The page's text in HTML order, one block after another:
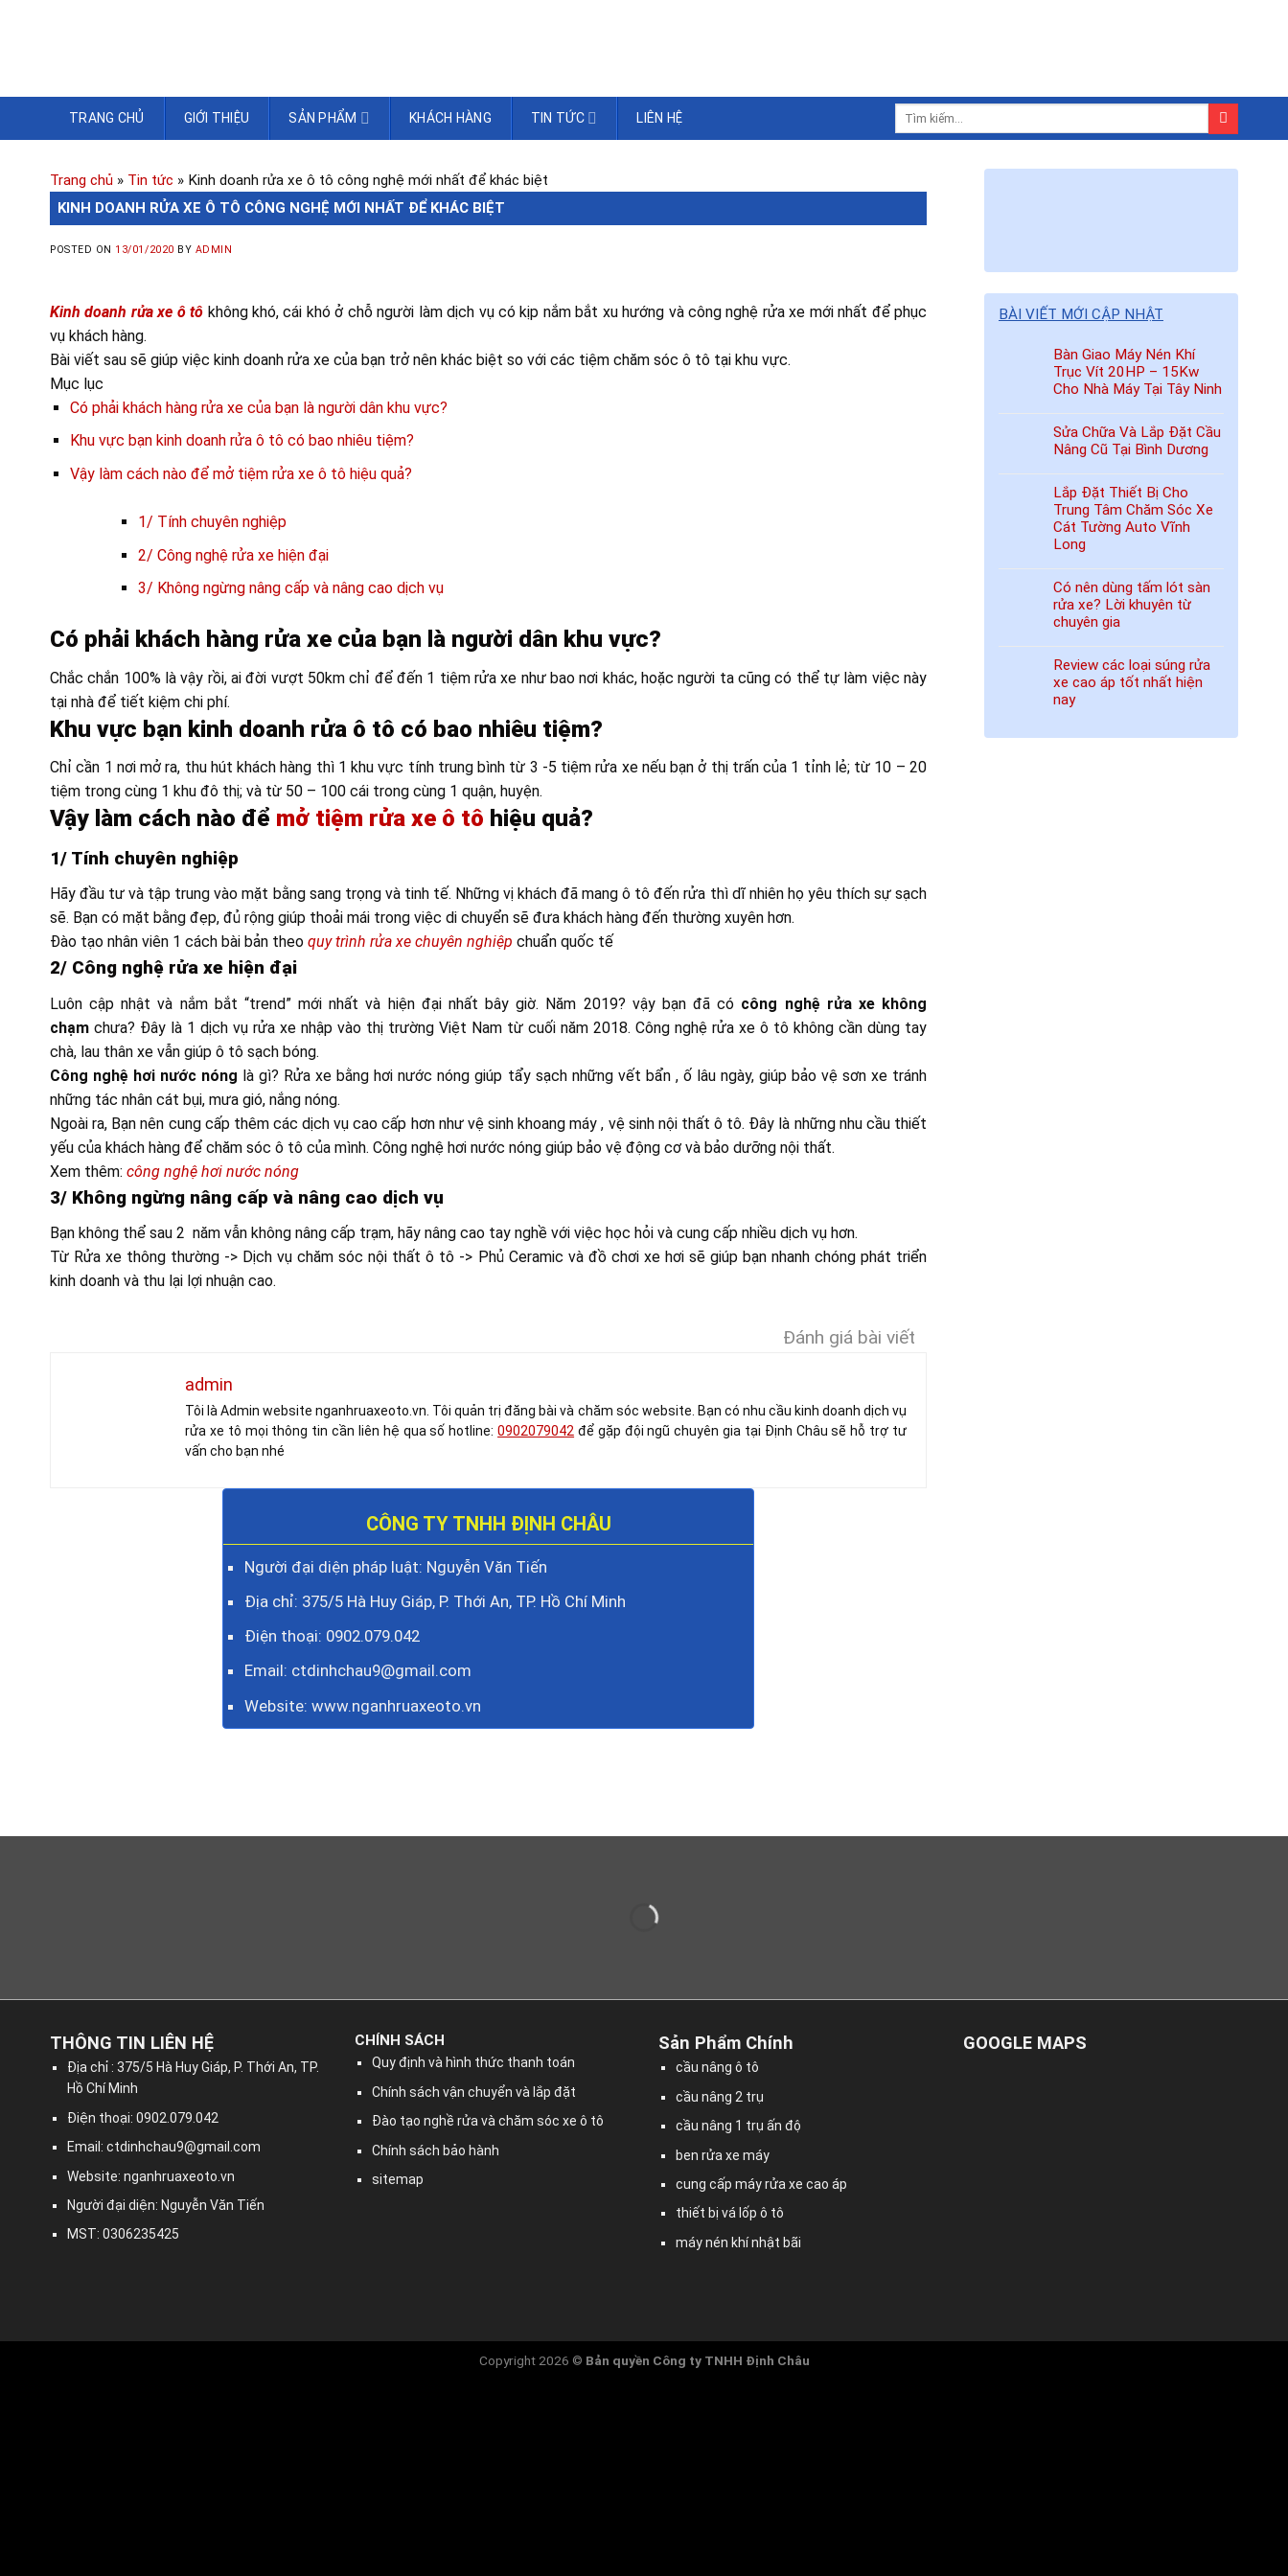
TRANG CHỦ GIỚI THIỆU SẢN PHẨM KHÁCH HÀNG TIN TỨC LIÊN HỆ
Trang chủ » Tin tức » Kinh doanh rửa xe ô tô công nghệ mới nhất để khác biệt
KINH DOANH RỬA XE Ô TÔ CÔNG NGHỆ MỚI NHẤT ĐỂ KHÁC BIỆT
POSTED ON 13/01/2020 BY ADMIN
Kinh doanh rửa xe ô tô không khó, cái khó ở chỗ người làm dịch vụ có kịp nắm bắt xu hướng và công nghệ rửa xe mới nhất để phục
vụ khách hàng.
Bài viết sau sẽ giúp việc kinh doanh rửa xe của bạn trở nên khác biệt so với các tiệm chăm sóc ô tô tại khu vực.
Mục lục
Có phải khách hàng rửa xe của bạn là người dân khu vực?
Khu vực bạn kinh doanh rửa ô tô có bao nhiêu tiệm?
Vậy làm cách nào để mở tiệm rửa xe ô tô hiệu quả?
1/ Tính chuyên nghiệp
2/ Công nghệ rửa xe hiện đại
3/ Không ngừng nâng cấp và nâng cao dịch vụ
Có phải khách hàng rửa xe của bạn là người dân khu vực?
Chắc chắn 100% là vậy rồi, ai đời vượt 50km chỉ để đến 1 tiệm rửa xe như bao nơi khác, hoặc người ta cũng có thể tự làm việc này
tại nhà để tiết kiệm chi phí.
Khu vực bạn kinh doanh rửa ô tô có bao nhiêu tiệm?
Chỉ cần 1 nơi mở ra, thu hút khách hàng thì 1 khu vực tính trung bình từ 3 -5 tiệm rửa xe nếu bạn ở thị trấn của 1 tỉnh lẻ; từ 10 – 20
tiệm trong cùng 1 khu đô thị; và từ 50 – 100 cái trong cùng 1 quận, huyện.
Vậy làm cách nào để mở tiệm rửa xe ô tô hiệu quả?
1/ Tính chuyên nghiệp
Hãy đầu tư và tập trung vào mặt bằng sang trọng và tinh tế. Những vị khách đã mang ô tô đến rửa thì dĩ nhiên họ yêu thích sự sạch
sẽ. Bạn có mặt bằng đẹp, đủ rộng giúp thoải mái trong việc di chuyển sẽ đưa khách hàng đến thường xuyên hơn.
Đào tạo nhân viên 1 cách bài bản theo quy trình rửa xe chuyên nghiệp chuẩn quốc tế
2/ Công nghệ rửa xe hiện đại
Luôn cập nhật và nắm bắt “trend” mới nhất và hiện đại nhất bây giờ. Năm 2019? vậy bạn đã có công nghệ rửa xe không
chạm chưa? Đây là 1 dịch vụ rửa xe nhập vào thị trường Việt Nam từ cuối năm 2018. Công nghệ rửa xe ô tô không cần dùng tay
chà, lau thân xe vẫn giúp ô tô sạch bóng.
Công nghệ hơi nước nóng là gì? Rửa xe bằng hơi nước nóng giúp tẩy sạch những vết bẩn , ố lâu ngày, giúp bảo vệ sơn xe tránh
những tác nhân cát bụi, mưa gió, nắng nóng.
Ngoài ra, Bạn nên cung cấp thêm các dịch vụ cao cấp hơn như vệ sinh khoang máy , vệ sinh nội thất ô tô. Đây là những nhu cầu thiết
yếu của khách hàng để chăm sóc ô tô của mình. Công nghệ hơi nước nóng giúp bảo vệ động cơ và bảo dưỡng nội thất.
Xem thêm: công nghệ hơi nước nóng
3/ Không ngừng nâng cấp và nâng cao dịch vụ
Bạn không thể sau 2 năm vẫn không nâng cấp trạm, hãy nâng cao tay nghề với việc học hỏi và cung cấp nhiều dịch vụ hơn.
Từ Rửa xe thông thường -> Dịch vụ chăm sóc nội thất ô tô -> Phủ Ceramic và đồ chơi xe hơi sẽ giúp bạn nhanh chóng phát triển
kinh doanh và thu lại lợi nhuận cao.
Đánh giá bài viết
admin
Tôi là Admin website nganhruaxeoto.vn. Tôi quản trị đăng bài và chăm sóc website. Bạn có nhu cầu kinh doanh dịch vụ
rửa xe tô mọi thông tin cần liên hệ qua số hotline:0902079042 để gặp đội ngũ chuyên gia tại Định Châu sẽ hỗ trợ tư
vấn cho bạn nhé
CÔNG TY TNHH ĐỊNH CHÂU
Người đại diện pháp luật: Nguyễn Văn Tiến
Địa chỉ: 375/5 Hà Huy Giáp, P. Thới An, TP. Hồ Chí Minh
Điện thoại: 0902.079.042
Email: ctdinhchau9@gmail.com
Website: www.nganhruaxeoto.vn
BÀI VIẾT MỚI CẬP NHẬT
Bàn Giao Máy Nén Khí
Trục Vít 20HP – 15Kw
Cho Nhà Máy Tại Tây Ninh
Sửa Chữa Và Lắp Đặt Cầu
Nâng Cũ Tại Bình Dương
Lắp Đặt Thiết Bị Cho
Trung Tâm Chăm Sóc Xe
Cát Tường Auto Vĩnh
Long
Có nên dùng tấm lót sàn
rửa xe? Lời khuyên từ
chuyên gia
Review các loại súng rửa
xe cao áp tốt nhất hiện
nay
THÔNG TIN LIÊN HỆ
Địa chỉ : 375/5 Hà Huy Giáp, P. Thới An, TP.
Hồ Chí Minh
Điện thoại: 0902.079.042
Email:ctdinhchau9@gmail.com
Website: nganhruaxeoto.vn
Người đại diện: Nguyễn Văn Tiến
MST: 0306235425
CHÍNH SÁCH
Quy định và hình thức thanh toán
Chính sách vận chuyển và lắp đặt
Đào tạo nghề rửa và chăm sóc xe ô tô
Chính sách bảo hành
sitemap
Sản Phẩm Chính
cầu nâng ô tô
cầu nâng 2 trụ
cầu nâng 1 trụ ấn độ
ben rửa xe máy
cung cấp máy rửa xe cao áp
thiết bị vá lốp ô tô
máy nén khí nhật bãi
GOOGLE MAPS
Copyright 2026 © Bản quyền Công ty TNHH Định Châu